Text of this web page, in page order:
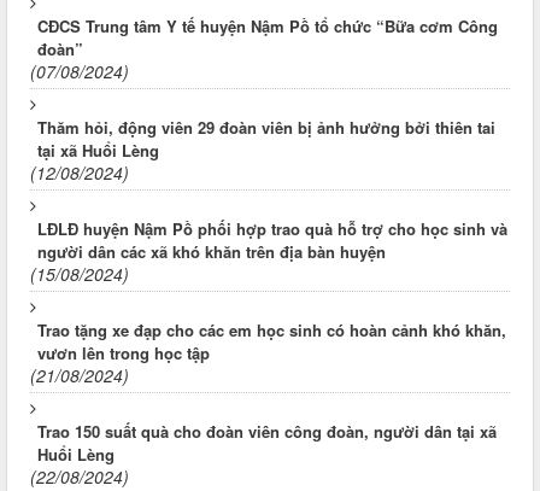
CĐCS Trung tâm Y tế huyện Nậm Pồ tổ chức “Bữa cơm Công
đoàn”
(07/08/2024)
Thăm hỏi, động viên 29 đoàn viên bị ảnh hưởng bởi thiên tai
tại xã Huổi Lèng
(12/08/2024)
LĐLĐ huyện Nậm Pồ phối hợp trao quà hỗ trợ cho học sinh và
người dân các xã khó khăn trên địa bàn huyện
(15/08/2024)
Trao tặng xe đạp cho các em học sinh có hoàn cảnh khó khăn,
vươn lên trong học tập
(21/08/2024)
Trao 150 suất quà cho đoàn viên công đoàn, người dân tại xã
Huổi Lèng
(22/08/2024)